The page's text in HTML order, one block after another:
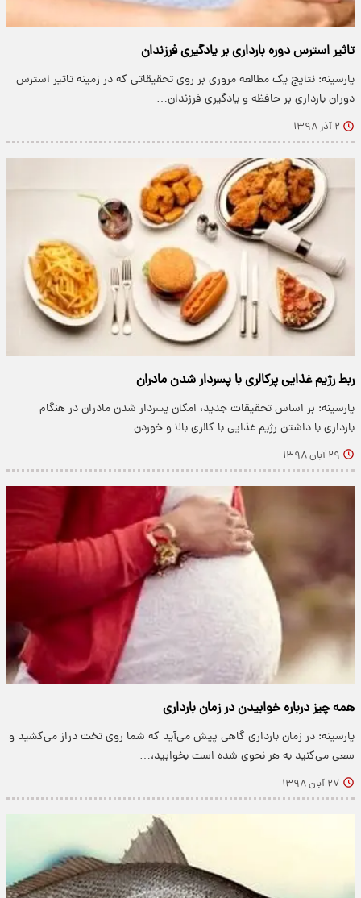
تاثیر استرس دوره بارداری بر یادگیری فرزندان
پارسینه: نتایج یک مطالعه مروری بر روی تحقیقاتی که در زمینه تاثیر استرس
دوران بارداری بر حافظه و یادگیری فرزندان…
۲ آذر ۱۳۹۸
ربط رژیم غذایی پرکالری با پسر‌دار شدن مادران
پارسینه: بر اساس تحقیقات جدید، امکان پسر‌دار شدن مادران در هنگام
بارداری با داشتن رژیم غذایی با کالری بالا و خوردن…
۲۹ آبان ۱۳۹۸
همه چیز درباره خوابیدن در زمان بارداری
پارسینه: در زمان بارداری گاهی پیش می‌آید که شما روی تخت دراز می‌کشید و
سعی می‌کنید به هر نحوی شده است بخوابید،…
۲۷ آبان ۱۳۹۸